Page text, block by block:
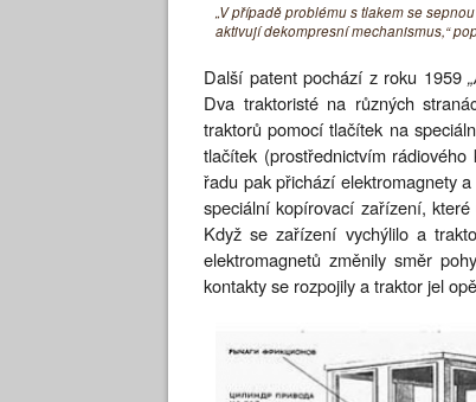
„V případě problému s tlakem se
aktivují dekompresní mechanismus,“
Další patent pochází z roku 1959
Dva traktoristé na různých
traktorů pomocí tlačítek na
tlačítek (prostřednictvím
řadu pak přichází elektromagnety
speciální kopírovací zařízení,
Když se zařízení vychýlilo a
elektromagnetů změnily směr
kontakty se rozpojily a traktor jel